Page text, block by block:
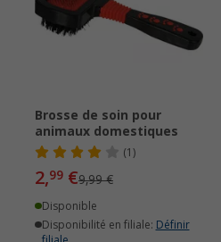
Brosse de soin pour
animaux domestiques
(1)
2,99 €9,99 €
Disponible
Disponibilité en filiale: Définir